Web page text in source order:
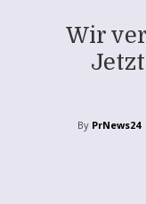
Wir
By PrNews24